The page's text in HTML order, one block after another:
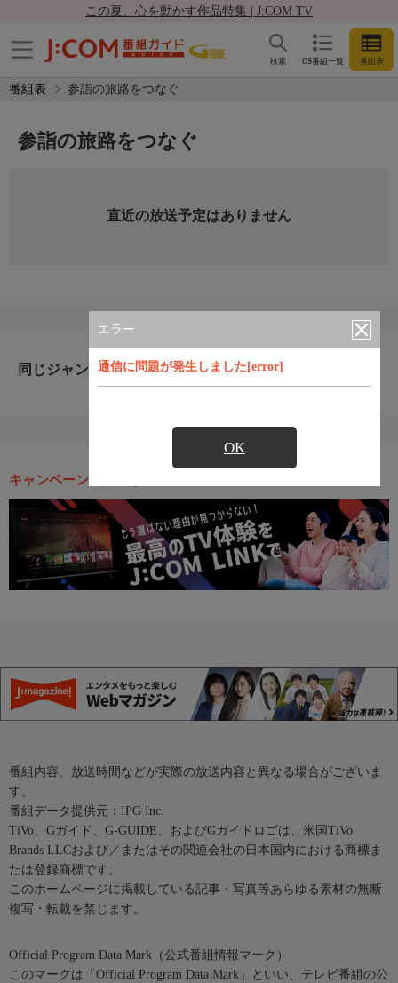
この夏、心を動かす作品特集 | J:COM TV
CS番組一覧 番組表
検索
番組表 参詣の旅路をつなぐ
エラー
通信に問題が発生しました[error]
OK
参詣の旅路をつなぐ
直近の放送予定はありません
同じジャンルのおすすめ番組
キャンペーン・お得な情報
番組内容、放送時間などが実際の放送内容と異なる場合がございま
す。
番組データ提供元：IPG Inc.
TiVo、Gガイド、G-GUIDE、およびGガイドロゴは、米国TiVo
Brands LLCおよび／またはその関連会社の日本国内における商標ま
たは登録商標です。
このホームページに掲載している記事・写真等あらゆる素材の無断
複写・転載を禁じます。
Official Program Data Mark（公式番組情報マーク）
このマークは「Official Program Data Mark」といい、テレビ番組の公